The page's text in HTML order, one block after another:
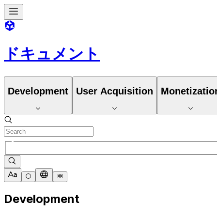
ドキュメント
Development User Acquisition
Development